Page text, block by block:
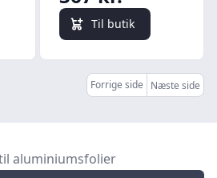
Til butik
Forrige side Næste side
aluminiumsfolier